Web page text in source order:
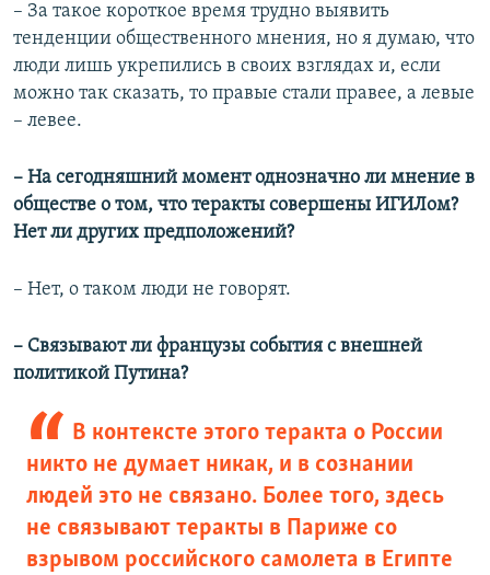
– За такое короткое время трудно выявить
тенденции общественного мнения, но я думаю, что
люди лишь укрепились в своих взглядах и, если
можно так сказать, то правые стали правее, а левые
– левее.
– На сегодняшний момент однозначно ли мнение в
обществе о том, что теракты совершены ИГИЛом?
Нет ли других предположений?
– Нет, о таком люди не говорят.
– Связывают ли французы события с внешней
политикой Путина?
В контексте этого теракта о России
никто не думает никак, и в сознании
людей это не связано. Более того, здесь
не связывают теракты в Париже со
взрывом российского самолета в Египте